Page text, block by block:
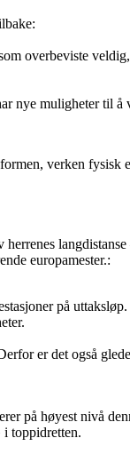
overbeviste
nye muligheter til
verken fysisk
europamester.:
på
er det også
på høyest nivå
i toppidretten.